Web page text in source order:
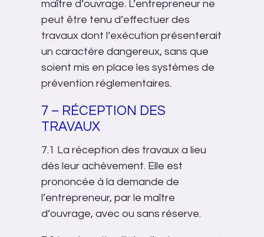
maître d’ouvrage. L’entrepreneur ne
peut être tenu d’effectuer des
travaux dont l’exécution présenterait
un caractère dangereux, sans que
soient mis en place les systèmes de
prévention réglementaires.
7 – RÉCEPTION DES
TRAVAUX
7.1 La réception des travaux a lieu
dès leur achèvement. Elle est
prononcée à la demande de
l’entrepreneur, par le maître
d’ouvrage, avec ou sans réserve.